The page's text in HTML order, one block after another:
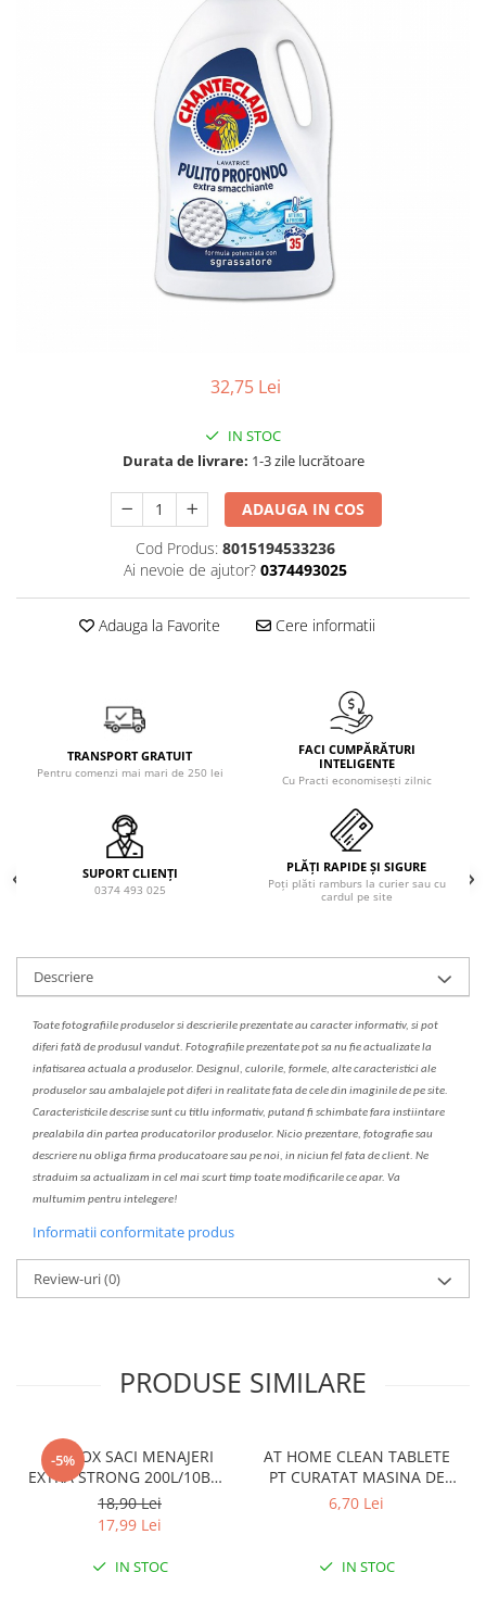
Echipamente de curăţenie
Folie aluminiu,folie alimentara
Solutie de indepartat rugina si
Pachete de cadouri
Produse pentru coafat
Tratament pentru par, conditioner
pentru par, masca de par
Vata demachianta
32,75 Lei
IN STOC
Durata de livrare: 1-3 zile lucrătoare
ADAUGA IN COS
Cod Produs: 8015194533236
Ai nevoie de ajutor? 0374493025
Adauga la Favorite Cere informatii
TRANSPORT GRATUIT
Pentru comenzi mai mari de 250 lei
FACI CUMPĂRĂTURI
INTELIGENTE
Cu Practi economisești zilnic
SUPORT CLIENȚI
0374 493 025
PLĂȚI RAPIDE ȘI SIGURE
Poți plăti ramburs la curier sau cu
cardul pe site
Descriere
Toate fotografiile produselorsidescrierileprezentate au caracter informativ, si pot
diferi fată de produsul vandut. Fotografiile prezentate pot sa nu fie actualizate la
infatisarea actuala a produselor. Designul, culorile, formele, alte caracteristici ale
produselor sau ambalajele pot diferi in realitate fata de cele din imaginile de pe site.
Caracteristicile descrise sunt cu titlu informativ, putand fi schimbate fara instiintare
prealabila din partea producatorilor produselor. Nicio prezentare, fotografie sau
descriere nu obliga firma producatoare sau pe noi, in niciun fel fata de client. Ne
straduim sa actualizam in cel mai scurt timp toate modificarile ce apar. Va
multumim pentru intelegere!
Informatii conformitate produs
Review-uri(0)
PRODUSE SIMILARE
-5%
CLINOX SACI MENAJERI
EXTRA STRONG 200L/10BUC
LDPE NEGRI (90*122CM)
ETICHETA MOV
18,90 Lei
17,99 Lei
IN STOC
AT HOME CLEAN TABLETE
PT CURATAT MASINA DE
SPALAT VASE 2*40GR
6,70 Lei
IN STOC